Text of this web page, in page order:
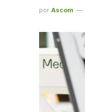
por Ascom